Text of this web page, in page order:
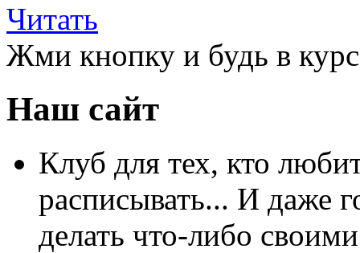
Читать
Жми кнопку и будь в
Наш сайт
Клуб для тех, кто
расписывать... И даже
делать что-либо